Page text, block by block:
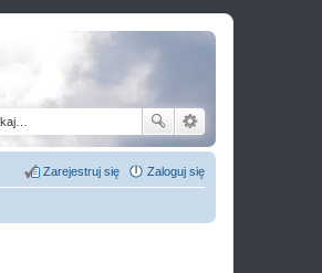
Zaloguj się
Zarejestruj się